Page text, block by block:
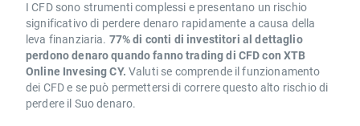
I CFD sono strumenti complessi e presentano un rischio
significativo di perdere denaro rapidamente a causa della
leva finanziaria. 77% di conti di investitori al dettaglio
perdono denaro quando fanno trading di CFD con XTB
Online Invesing CY. Valuti se comprende il funzionamento
dei CFD e se può permettersi di correre questo alto rischio di
perdere il Suo denaro.